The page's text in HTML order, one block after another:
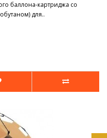
баллона-картриджа со
для..